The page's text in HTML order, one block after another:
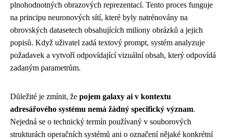
plnohodnotných obrazových reprezentací. Tento proces funguje
na principu neuronových sítí, které byly natrénovány na
obrovských datasetech obsahujících miliony obrázků a jejich
popisů. Když uživatel zadá textový prompt, systém analyzuje
požadavek a vytvoří odpovídající vizuální obsah, který odpovídá
zadaným parametrům.
Důležité je zmínit, že pojem galaxy ai v kontextu
adresářového systému nemá žádný specifický význam.
Nejedná se o technický termín používaný v souborových
strukturách operačních systémů ani o označení nějaké konkrétní